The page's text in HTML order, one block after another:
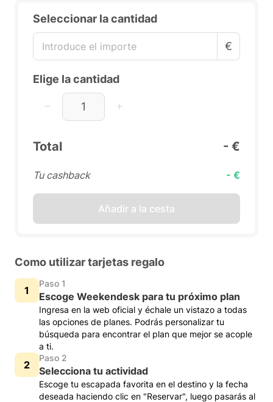
Seleccionar la cantidad
€
Elige la cantidad
Total - €
Tu cashback - €
Añadir a la cesta
Como utilizar tarjetas regalo
Paso 1
Escoge Weekendesk para tu próximo plan
Ingresa en la web oficial y échale un vistazo a todas
las opciones de planes. Podrás personalizar tu
búsqueda para encontrar el plan que mejor se acople
a ti.
Paso 2
Selecciona tu actividad
Escoge tu escapada favorita en el destino y la fecha
deseada haciendo clic en "Reservar", luego pasarás al